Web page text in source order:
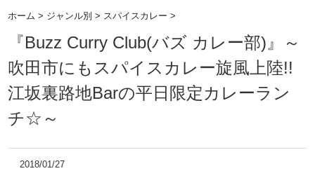
ホーム > ジャンル別 > スパイスカレー >
『Buzz Curry Club(バズ カレー部)』～
吹田市にもスパイスカレー旋風上陸!!
江坂裏路地Barの平日限定カレーラン
チ☆～
2018/01/27